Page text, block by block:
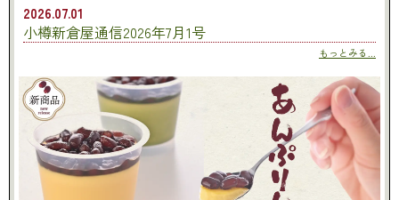
2026.07.01
小樽新倉屋通信2026年7月1号
もっとみる...